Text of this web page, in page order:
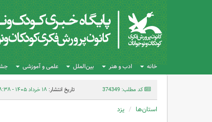
خانه ادب و هنر بین‌الملل علمی و آموزشی
کد مطلب: 374349 تاریخ انتشار:۱۸ خرداد ۱۴۰۵ - ۰۸:۳۸
استان‌ها یزد